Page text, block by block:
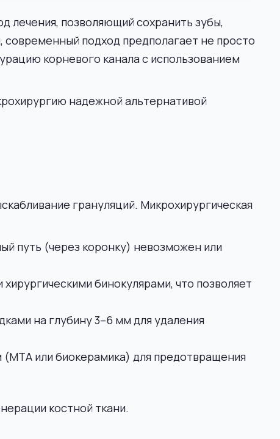
лечения, позволяющий сохранить зубы,
подход предполагает не просто
корневого канала с использованием
надежной альтернативой
грануляций. Микрохирургическая
путь (через коронку) невозможен или
бинокулярами, что позволяет
на глубину 3–6 мм для удаления
или биокерамика) для предотвращения
костной ткани.